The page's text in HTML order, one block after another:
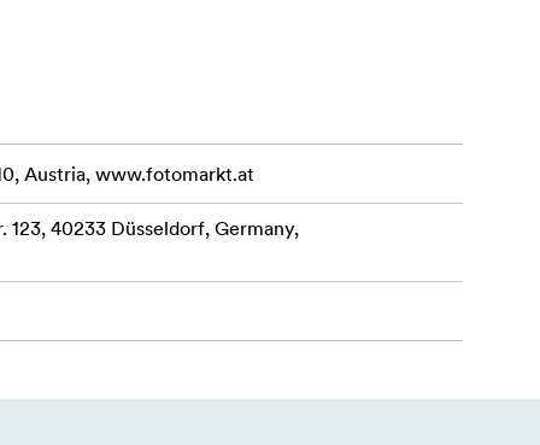
Austria, www.fotomarkt.at
40233 Düsseldorf, Germany,